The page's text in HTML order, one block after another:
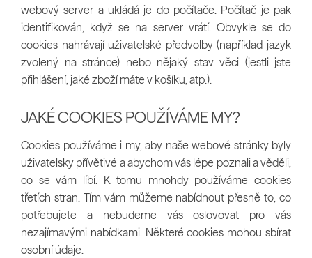
webový server a ukládá je do počítače. Počítač je pak
identifikován, když se na server vrátí. Obvykle se do
cookies nahrávají uživatelské předvolby (například jazyk
zvolený na stránce) nebo nějaký stav věci (jestli jste
přihlášení, jaké zboží máte v košíku, atp.).
JAKÉ COOKIES POUŽÍVÁME MY?
Cookies používáme i my, aby naše webové stránky byly
uživatelsky přívětivé a abychom vás lépe poznali a věděli,
co se vám líbí. K tomu mnohdy používáme cookies
třetích stran. Tím vám můžeme nabídnout přesně to, co
potřebujete a nebudeme vás oslovovat pro vás
nezajímavými nabídkami. Některé cookies mohou sbírat
osobní údaje.